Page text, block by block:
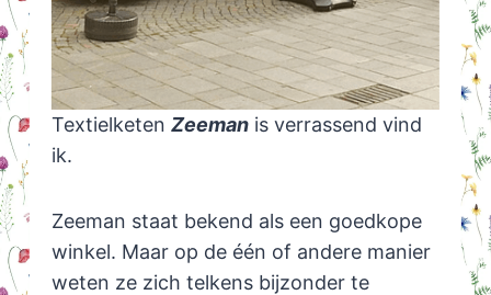
Textielketen Zeeman is verrassend vind
ik.
Zeeman staat bekend als een goedkope
winkel. Maar op de één of andere manier
weten ze zich telkens bijzonder te